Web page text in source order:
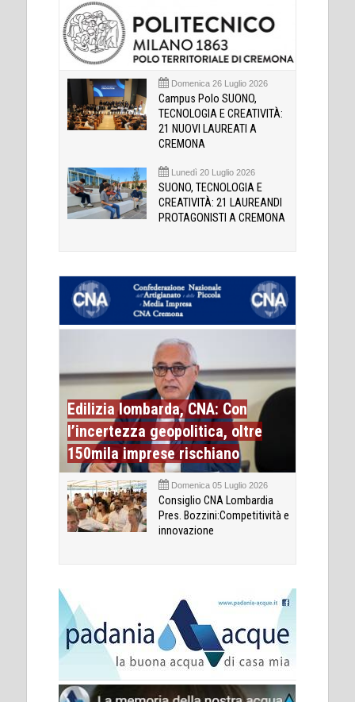
Domenica 26 Luglio 2026
Campus Polo SUONO,
TECNOLOGIA E CREATIVITÀ:
21 NUOVI LAUREATI A
CREMONA
Lunedì 20 Luglio 2026
SUONO, TECNOLOGIA E
CREATIVITÀ: 21 LAUREANDI
PROTAGONISTI A CREMONA
Edilizia lombarda, CNA: Con
l’incertezza geopolitica, oltre
150mila imprese rischiano
Domenica 05 Luglio 2026
Consiglio CNA Lombardia
Pres. Bozzini:Competitività e
innovazione